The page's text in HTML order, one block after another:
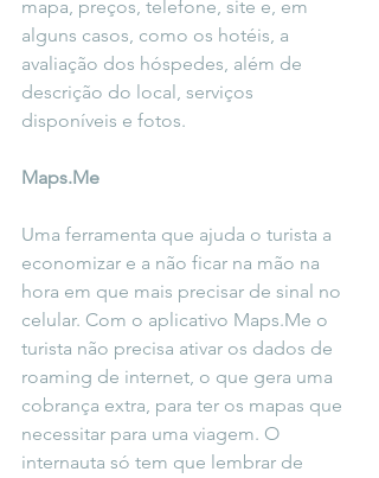
mapa, preços, telefone, site e, em
alguns casos, como os hotéis, a
avaliação dos hóspedes, além de
descrição do local, serviços
disponíveis e fotos.
Maps.Me
Uma ferramenta que ajuda o turista a
economizar e a não ficar na mão na
hora em que mais precisar de sinal no
celular. Com o aplicativo Maps.Me o
turista não precisa ativar os dados de
roaming de internet, o que gera uma
cobrança extra, para ter os mapas que
necessitar para uma viagem. O
internauta só tem que lembrar de